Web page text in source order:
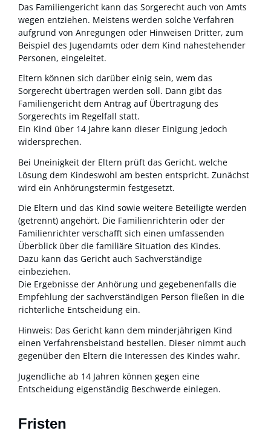
Das Familiengericht kann das Sorgerecht auch von Amts
wegen entziehen. Meistens werden solche Verfahren
aufgrund von Anregungen oder Hinweisen Dritter, zum
Beispiel des Jugendamts oder dem Kind nahestehender
Personen, eingeleitet.
Eltern können sich darüber einig sein, wem das
Sorgerecht übertragen werden soll. Dann gibt das
Familiengericht dem Antrag auf Übertragung des
Sorgerechts im Regelfall statt.
Ein Kind über 14 Jahre kann dieser Einigung jedoch
widersprechen.
Bei Uneinigkeit der Eltern prüft das Gericht, welche
Lösung dem Kindeswohl am besten entspricht. Zunächst
wird ein Anhörungstermin festgesetzt.
Die Eltern und das Kind sowie weitere Beteiligte werden
(getrennt) angehört. Die Familienrichterin oder der
Familienrichter verschafft sich einen umfassenden
Überblick über die familiäre Situation des Kindes.
Dazu kann das Gericht auch Sachverständige
einbeziehen.
Die Ergebnisse der Anhörung und gegebenenfalls die
Empfehlung der sachverständigen Person fließen in die
richterliche Entscheidung ein.
Hinweis: Das Gericht kann dem minderjährigen Kind
einen Verfahrensbeistand bestellen. Dieser nimmt auch
gegenüber den Eltern die Interessen des Kindes wahr.
Jugendliche ab 14 Jahren können gegen eine
Entscheidung eigenständig Beschwerde einlegen.
Fristen